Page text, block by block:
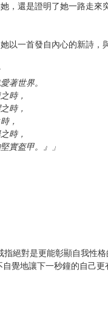
，還是證明了她一路走來
以一首發自內心的新詩，
著世界。
時，
時，
，
時，
實盔甲。』」
絕對是更能彰顯自我性
覺地讓下一秒鐘的自己更